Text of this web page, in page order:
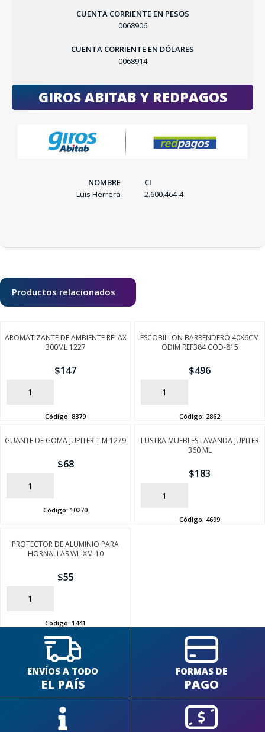
CUENTA CORRIENTE EN PESOS
0068906
CUENTA CORRIENTE EN DÓLARES
0068914
GIROS ABITAB Y REDPAGOS
NOMBRE
Luis Herrera
CI
2.600.464-4
Productos relacionados
AROMATIZANTE DE AMBIENTE RELAX
300ML 1227
$147
AÑADIR
Código: 8379
ESCOBILLON BARRENDERO 40X6CM
ODIM REF384 COD-815
$496
AÑADIR
Código: 2862
GUANTE DE GOMA JUPITER T.M 1279
$68
AÑADIR
Código: 10270
LUSTRA MUEBLES LAVANDA JUPITER
360 ML
$183
AÑADIR
Código: 4699
PROTECTOR DE ALUMINIO PARA
HORNALLAS WL-XM-10
$55
AÑADIR
Código: 1441
ENVÍOS A TODO
EL PAÍS
FORMAS DE
PAGO
SEGUÍ COMPRANDO
FINALIZÁ TU COMPRA